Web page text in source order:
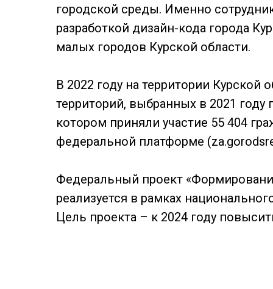
городской среды. Именно
разработкой дизайн-кода города
малых городов Курской области.
В 2022 году на территории Курской
территорий, выбранных в 2021
котором приняли участие 55 404
федеральной платформе
Федеральный проект
реализуется в рамках
Цель проекта – к 2024 году